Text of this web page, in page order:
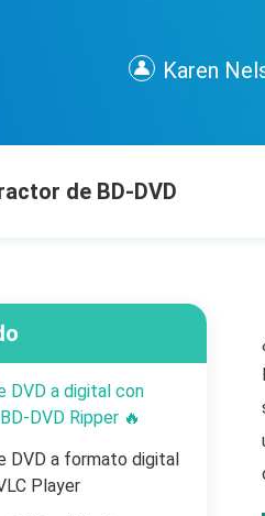
Karen
de BD-DVD
DVD a digital con
DVD Ripper 🔥
DVD a formato digital
Player